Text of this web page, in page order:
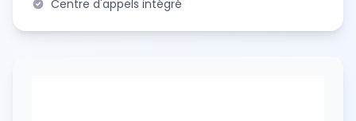
Centre d'appels intégré